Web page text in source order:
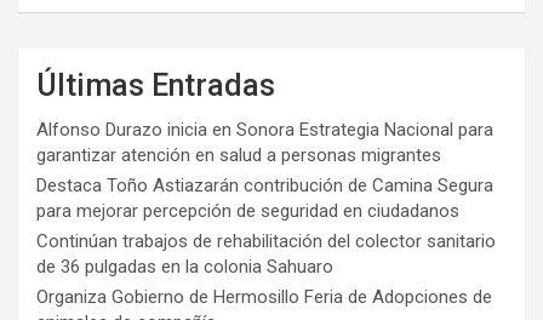
Últimas Entradas
Alfonso Durazo inicia en Sonora Estrategia Nacional para
garantizar atención en salud a personas migrantes
Destaca Toño Astiazarán contribución de Camina Segura
para mejorar percepción de seguridad en ciudadanos
Continúan trabajos de rehabilitación del colector sanitario
de 36 pulgadas en la colonia Sahuaro
Organiza Gobierno de Hermosillo Feria de Adopciones de